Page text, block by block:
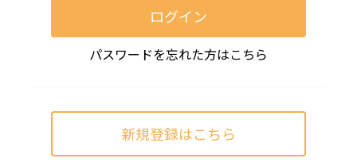
ログイン
パスワードを忘れた方はこちら
新規登録はこちら